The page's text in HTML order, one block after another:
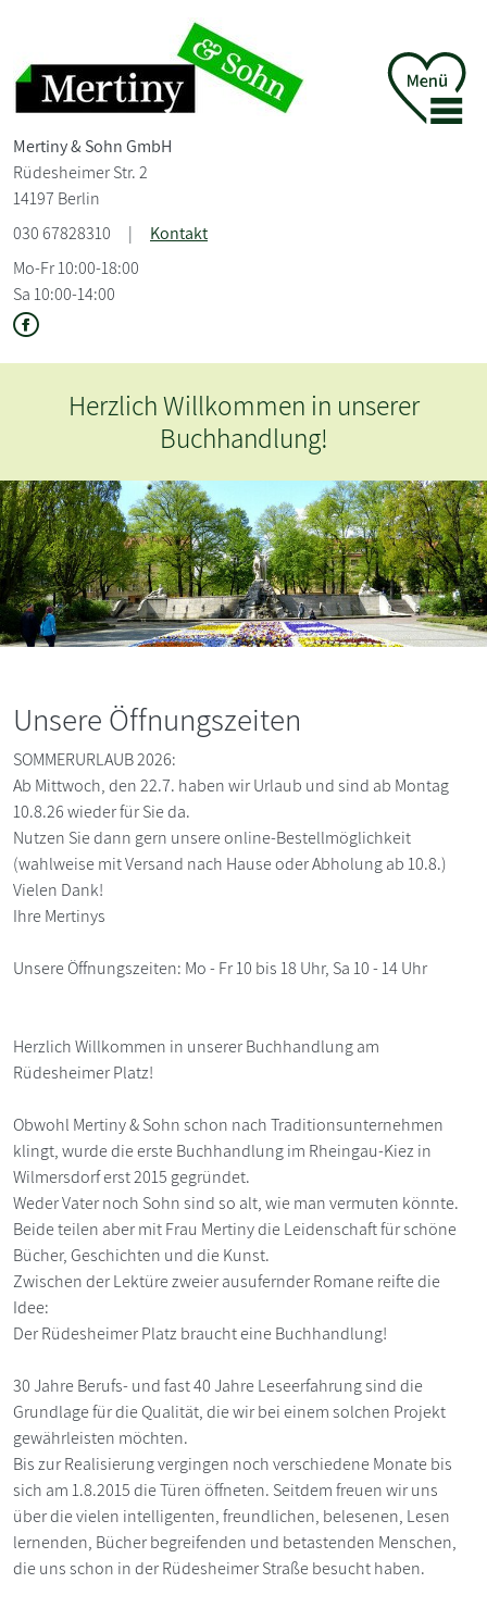
Mertiny &Sohn GmbH
Rüdesheimer Str. 2
14197 Berlin
030 67828310
|
Kontakt
Mo-Fr 10:00-18:00
Sa 10:00-14:00
Herzlich Willkommen
Buchhandlung!
Unsere Öffnungszeiten
SOMMERURLAUB 2026:
Ab Mittwoch, den 22.7. haben wir Urlaub und sind ab Montag
10.8.26 wieder für Sie da.
Nutzen Sie dann gern unsere online-Bestellmöglichkeit
(wahlweise mit Versand nach Hause oder Abholung ab 10.8.)
Vielen Dank!
Ihre Mertinys
Unsere Öffnungszeiten: Mo - Fr 10 bis 18 Uhr, Sa 10 - 14 Uhr
Herzlich Willkommen in unserer Buchhandlung am
Rüdesheimer Platz!
Obwohl Mertiny & Sohn schon nach Traditionsunternehmen
klingt, wurde die erste Buchhandlung im Rheingau-Kiez in
Wilmersdorf erst 2015 gegründet.
Weder Vater noch Sohn sind so alt, wie man vermuten könnte.
Beide teilen aber mit Frau Mertiny die Leidenschaft für schöne
Bücher, Geschichten und die Kunst.
Zwischen der Lektüre zweier ausufernder Romane reifte die
Idee:
Der Rüdesheimer Platz braucht eine Buchhandlung!
30 Jahre Berufs- und fast 40 Jahre Leseerfahrung sind die
Grundlage für die Qualität, die wir bei einem solchen Projekt
gewährleisten möchten.
Bis zur Realisierung vergingen noch verschiedene Monate bis
sich am 1.8.2015 die Türen öffneten. Seitdem freuen wir uns
über die vielen intelligenten, freundlichen, belesenen, Lesen
lernenden, Bücher begreifenden und betastenden Menschen,
die uns schon in der Rüdesheimer Straße besucht haben.